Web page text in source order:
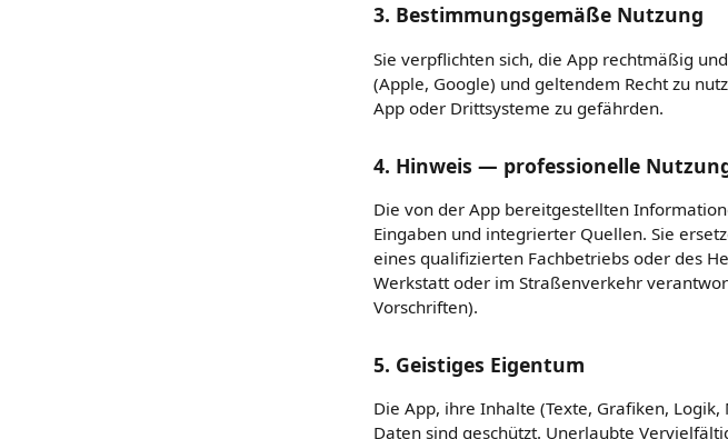
3. Bestimmungsgemäße Nutzung
Sie verpflichten sich, die App rechtmäßig
(Apple, Google) und geltendem Recht zu
App oder Drittsysteme zu gefährden.
4. Hinweis — professionelle
Die von der App bereitgestellten
Eingaben und integrierter Quellen. Sie
eines qualifizierten Fachbetriebs oder des
Werkstatt oder im Straßenverkehr
Vorschriften).
5. Geistiges Eigentum
Die App, ihre Inhalte (Texte, Grafiken,
Daten sind geschützt. Unerlaubte